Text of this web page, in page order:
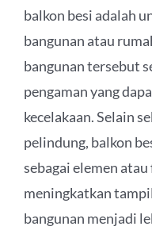
balkon besi adalah
bangunan atau
bangunan tersebut
pengaman yang
kecelakaan. Selain
pelindung, balkon
sebagai elemen
meningkatkan
bangunan menjadi